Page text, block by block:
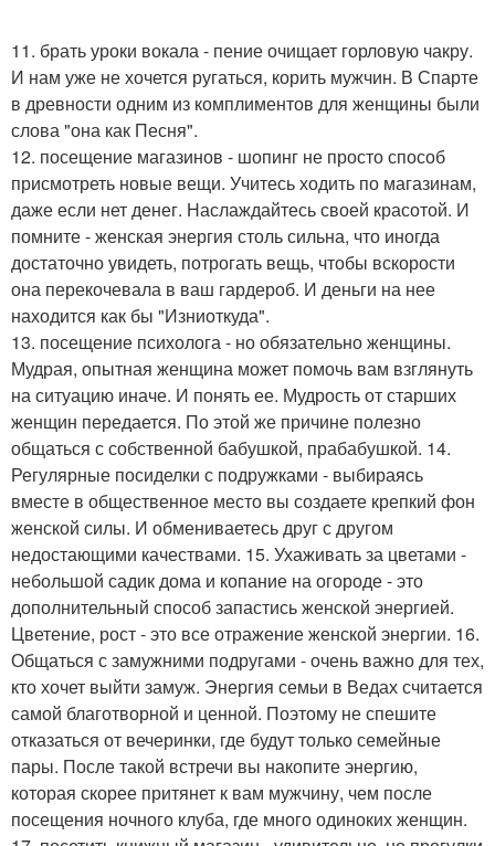
11. брать уроки вокала - пение очищает горловую чакру.
И нам уже не хочется ругаться, корить мужчин. В Спарте
в древности одним из комплиментов для женщины были
слова "она как Песня".
12. посещение магазинов - шопинг не просто способ
присмотреть новые вещи. Учитесь ходить по магазинам,
даже если нет денег. Наслаждайтесь своей красотой. И
помните - женская энергия столь сильна, что иногда
достаточно увидеть, потрогать вещь, чтобы вскорости
она перекочевала в ваш гардероб. И деньги на нее
находится как бы "Изниоткуда".
13. посещение психолога - но обязательно женщины.
Мудрая, опытная женщина может помочь вам взглянуть
на ситуацию иначе. И понять ее. Мудрость от старших
женщин передается. По этой же причине полезно
общаться с собственной бабушкой, прабабушкой. 14.
Регулярные посиделки с подружками - выбираясь
вместе в общественное место вы создаете крепкий фон
женской силы. И обмениваетесь друг с другом
недостающими качествами. 15. Ухаживать за цветами -
небольшой садик дома и копание на огороде - это
дополнительный способ запастись женской энергией.
Цветение, рост - это все отражение женской энергии. 16.
Общаться с замужними подругами - очень важно для тех,
кто хочет выйти замуж. Энергия семьи в Ведах считается
самой благотворной и ценной. Поэтому не спешите
отказаться от вечеринки, где будут только семейные
пары. После такой встречи вы накопите энергию,
которая скорее притянет к вам мужчину, чем после
посещения ночного клуба, где много одиноких женщин.